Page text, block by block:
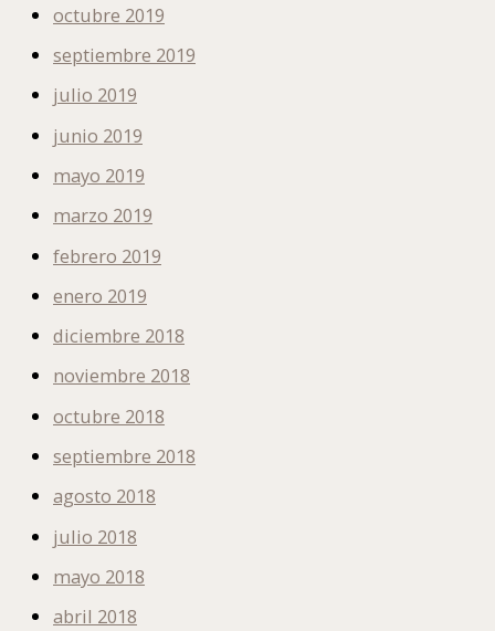
octubre 2019
septiembre 2019
julio 2019
junio 2019
mayo 2019
marzo 2019
febrero 2019
enero 2019
diciembre 2018
noviembre 2018
octubre 2018
septiembre 2018
agosto 2018
julio 2018
mayo 2018
abril 2018